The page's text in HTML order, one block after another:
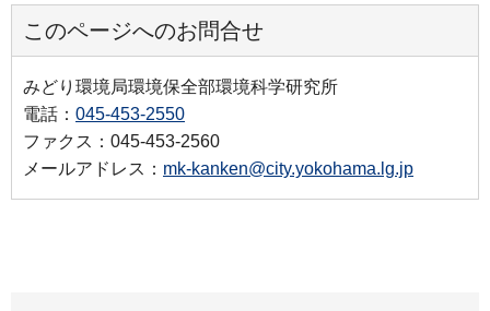
このページへのお問合せ
みどり環境局環境保全部環境科学研究所
電話： 045-453-2550
ファクス：045-453-2560
メールアドレス： mk-kanken@city.yokohama.lg.jp